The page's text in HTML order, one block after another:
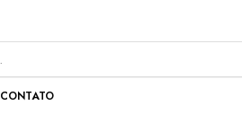
CONTATO